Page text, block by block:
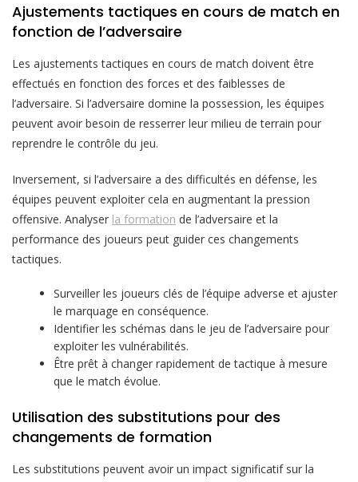
Ajustements tactiques en cours de match en
fonction de l’adversaire
Les ajustements tactiques en cours de match doivent être
effectués en fonction des forces et des faiblesses de
l’adversaire. Si l’adversaire domine la possession, les équipes
peuvent avoir besoin de resserrer leur milieu de terrain pour
reprendre le contrôle du jeu.
Inversement, si l’adversaire a des difficultés en défense, les
équipes peuvent exploiter cela en augmentant la pression
offensive. Analyser la formation de l’adversaire et la
performance des joueurs peut guider ces changements
tactiques.
Surveiller les joueurs clés de l’équipe adverse et ajuster
le marquage en conséquence.
Identifier les schémas dans le jeu de l’adversaire pour
exploiter les vulnérabilités.
Être prêt à changer rapidement de tactique à mesure
que le match évolue.
Utilisation des substitutions pour des
changements de formation
Les substitutions peuvent avoir un impact significatif sur la